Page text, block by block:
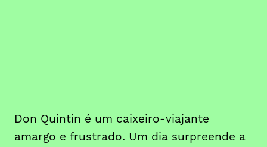
Don Quintin é um caixeiro-viajante
amargo e frustrado. Um dia surpreende a